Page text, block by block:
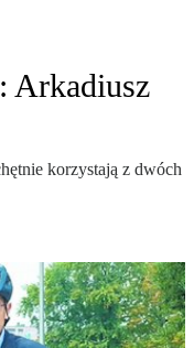
Arkadiusz
korzystają z dwóch